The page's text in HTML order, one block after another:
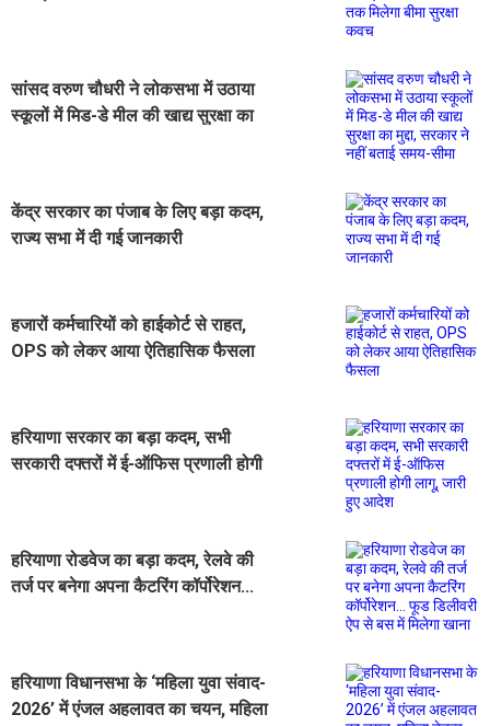
सांसद वरुण चौधरी ने लोकसभा में उठाया
स्कूलों में मिड-डे मील की खाद्य सुरक्षा का
केंद्र सरकार का पंजाब के लिए बड़ा कदम,
राज्य सभा में दी गई जानकारी
हजारों कर्मचारियों को हाईकोर्ट से राहत,
OPS को लेकर आया ऐतिहासिक फैसला
हरियाणा सरकार का बड़ा कदम, सभी
सरकारी दफ्तरों में ई-ऑफिस प्रणाली होगी
हरियाणा रोडवेज का बड़ा कदम, रेलवे की
तर्ज पर बनेगा अपना कैटरिंग कॉर्पोरेशन...
हरियाणा विधानसभा के ‘महिला युवा संवाद-
2026’ में एंजल अहलावत का चयन, महिला